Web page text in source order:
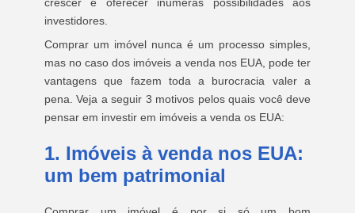
investidores.
Comprar um imóvel nunca é um processo simples,
mas no caso dos imóveis a venda nos EUA, pode ter
vantagens que fazem toda a burocracia valer a
pena. Veja a seguir 3 motivos pelos quais você deve
pensar em investir em imóveis a venda os EUA:
1. Imóveis à venda nos EUA:
um bem patrimonial